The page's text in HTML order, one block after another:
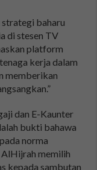
strategi baharu
di stesen TV
platform
kerja dalam
memberikan
dan E-Kaunter
bukti bahawa
norma
AlHijrah memilih
kepada sambutan